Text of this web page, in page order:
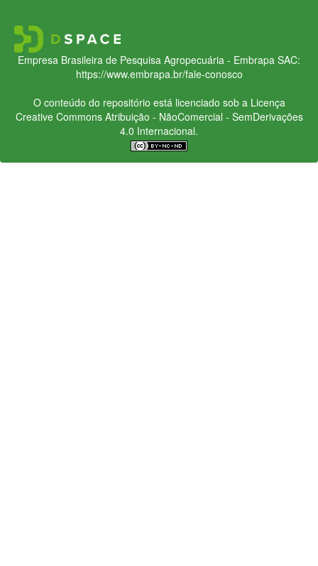
Empresa Brasileira de Pesquisa Agropecuária - Embrapa SAC:
https://www.embrapa.br/fale-conosco
O conteúdo do repositório está licenciado sob a Licença
Creative CommonsAtribuição - NãoComercial - SemDerivações
4.0 Internacional.